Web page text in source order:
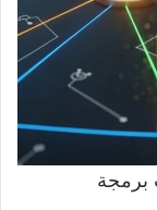
برمجة